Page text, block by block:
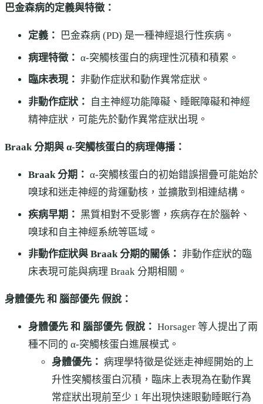
巴金森病的定義與特徵：
定義：
巴金森病 (PD) 是一種神經退行性疾病。
病理特徵： α-突觸核蛋白的病理性沉積和積累。
臨床表現： 非動作症狀和動作異常症狀。
非動作症狀：
自主神經功能障礙、睡眠障礙和神經
精神症狀，可能先於動作異常症狀出現。
Braak 分期與 α-突觸核蛋白的病理傳播：
Braak 分期： α-突觸核蛋白的初始錯誤摺疊可能始於
嗅球和迷走神經的背運動核，並擴散到相連結構。
疾病早期： 黑質相對不受影響，疾病存在於腦幹、
嗅球和自主神經系統等區域。
非動作症狀與 Braak 分期的關係： 非動作症狀的臨
床表現可能與病理 Braak 分期相關。
身體優先 和 腦部優先 假說：
身體優先 和 腦部優先 假說： Horsager 等人提出了兩
種不同的 α-突觸核蛋白進展模式。
身體優先： 病理學特徵是從迷走神經開始的上
升性突觸核蛋白沉積，臨床上表現為在動作異
常症狀出現前至少 1 年出現快速眼動睡眠行為